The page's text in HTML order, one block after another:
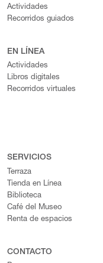
Actividades
Recorridos guiados
EN LÍNEA
Actividades
Libros digitales
Recorridos virtuales
SERVICIOS
Terraza
Tienda en Línea
Biblioteca
Café del Museo
Renta de espacios
CONTACTO